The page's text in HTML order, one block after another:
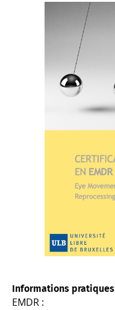
Informations pratiques
EMDR :